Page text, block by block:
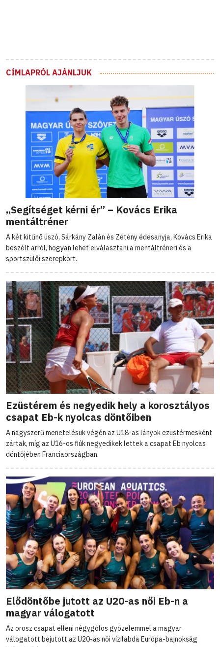
CÍMLAPRÓL AJÁNLJUK
„Segítséget kérni ér” – Kovács Erika
mentáltréner
A két kitűnő úszó, Sárkány Zalán és Zétény édesanyja, Kovács Erika
beszélt arról, hogyan lehet elválasztani a mentáltréneri és a
sportszülői szerepkört.
Ezüstérem és negyedik hely a korosztályos
csapat Eb-k nyolcas döntőiben
A nagyszerű menetelésük végén az U18-as lányok ezüstérmesként
zártak, míg az U16-os fiúk negyedikek lettek a csapat Eb nyolcas
döntőjében Franciaországban.
Elődöntőbe jutott az U20-as női Eb-n a
magyar válogatott
Az orosz csapat elleni négygólos győzelemmel a magyar
válogatott bejutott az U20-as női vízilabda Európa-bajnokság